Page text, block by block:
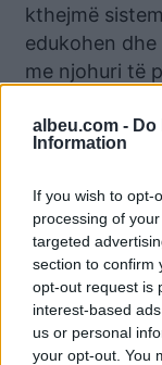
albeu.com - Do
Information
If you wish to opt-
processing of
targeted
section to confirm
opt-out request is
interest-based
us or personal
your opt-out. You
kthejmë
edukohen
me njohuri të
institucionin
në mënyrë
drejtat e tyre
demokratik
ringritur
Lajme të ngjashme: